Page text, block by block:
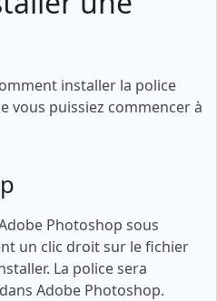
installer la police
vous puissiez commencer à
Photoshop sous
un clic droit sur le fichier
La police sera
Adobe Photoshop.